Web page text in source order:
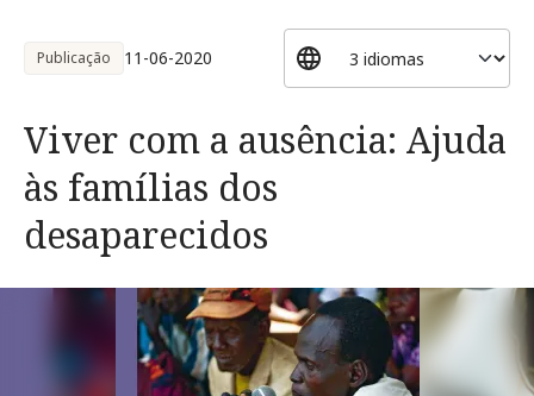
Publicação 11-06-2020
Viver com a ausência: Ajuda
às famílias dos
desaparecidos